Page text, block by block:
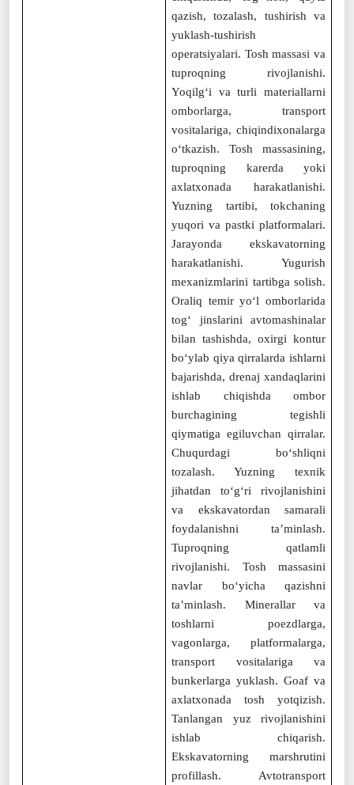
qazish, tozalash, tushirish va
yuklash-tushirish
operatsiyalari. Tosh massasi va
tuproqning rivojlanishi.
Yoqilg‘i va turli materiallarni
omborlarga, transport
vositalariga, chiqindixonalarga
o‘tkazish. Tosh massasining,
tuproqning karerda yoki
axlatxonada harakatlanishi.
Yuzning tartibi, tokchaning
yuqori va pastki platformalari.
Jarayonda ekskavatorning
harakatlanishi. Yugurish
mexanizmlarini tartibga solish.
Oraliq temir yo‘l omborlarida
tog‘ jinslarini avtomashinalar
bilan tashishda, oxirgi kontur
bo‘ylab qiya qirralarda ishlarni
bajarishda, drenaj xandaqlarini
ishlab chiqishda ombor
burchagining tegishli
qiymatiga egiluvchan qirralar.
Chuqurdagi bo‘shliqni
tozalash. Yuzning texnik
jihatdan to‘g‘ri rivojlanishini
va ekskavatordan samarali
foydalanishni ta’minlash.
Tuproqning qatlamli
rivojlanishi. Tosh massasini
navlar bo‘yicha qazishni
ta’minlash. Minerallar va
toshlarni poezdlarga,
vagonlarga, platformalarga,
transport vositalariga va
bunkerlarga yuklash. Goaf va
axlatxonada tosh yotqizish.
Tanlangan yuz rivojlanishini
ishlab chiqarish.
Ekskavatorning marshrutini
profillash. Avtotransport